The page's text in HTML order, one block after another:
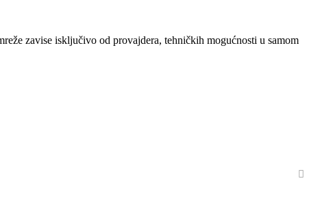
zavise isključivo od provajdera, tehničkih mogućnosti u samom